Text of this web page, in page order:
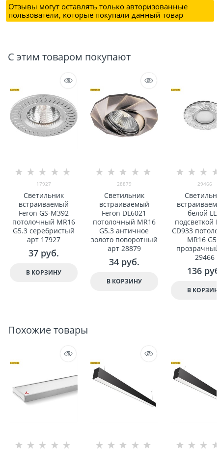
Отзывы могут оставлять только авторизованные
пользователи, которые покупали данный товар
С этим товаром покупают
17927
Светильник
встраиваемый
Feron GS-M392
потолочный MR16
G5.3 серебристый
арт 17927
37 руб.
В КОРЗИНУ
28879
Светильник
встраиваемый
Feron DL6021
потолочный MR16
G5.3 античное
золото поворотный
арт 28879
34 руб.
В КОРЗИНУ
29466
белой
подсветкой
CD933
MR16
29466
136
В
Похожие товары